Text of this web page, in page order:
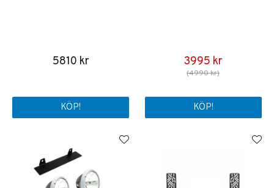
5810 kr
KÖP!
3995 kr
(4990 kr)
KÖP!